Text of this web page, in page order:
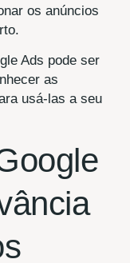
os anúncios
Ads pode ser
as
usá-las a seu